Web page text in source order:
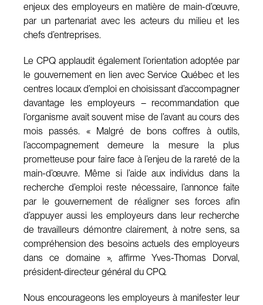
enjeux des employeurs en matière de main-d’œuvre,
par un partenariat avec les acteurs du milieu et les
chefs d’entreprises.
Le CPQ applaudit également l’orientation adoptée par
le gouvernement en lien avec Service Québec et les
centres locaux d’emploi en choisissant d’accompagner
davantage les employeurs – recommandation que
l’organisme avait souvent mise de l’avant au cours des
mois passés. « Malgré de bons coffres à outils,
l’accompagnement demeure la mesure la plus
prometteuse pour faire face à l’enjeu de la rareté de la
main-d’œuvre. Même si l’aide aux individus dans la
recherche d’emploi reste nécessaire, l’annonce faite
par le gouvernement de réaligner ses forces afin
d’appuyer aussi les employeurs dans leur recherche
de travailleurs démontre clairement, à notre sens, sa
compréhension des besoins actuels des employeurs
dans ce domaine », affirme Yves-Thomas Dorval,
président-directeur général du CPQ.
Nous encourageons les employeurs à manifester leur